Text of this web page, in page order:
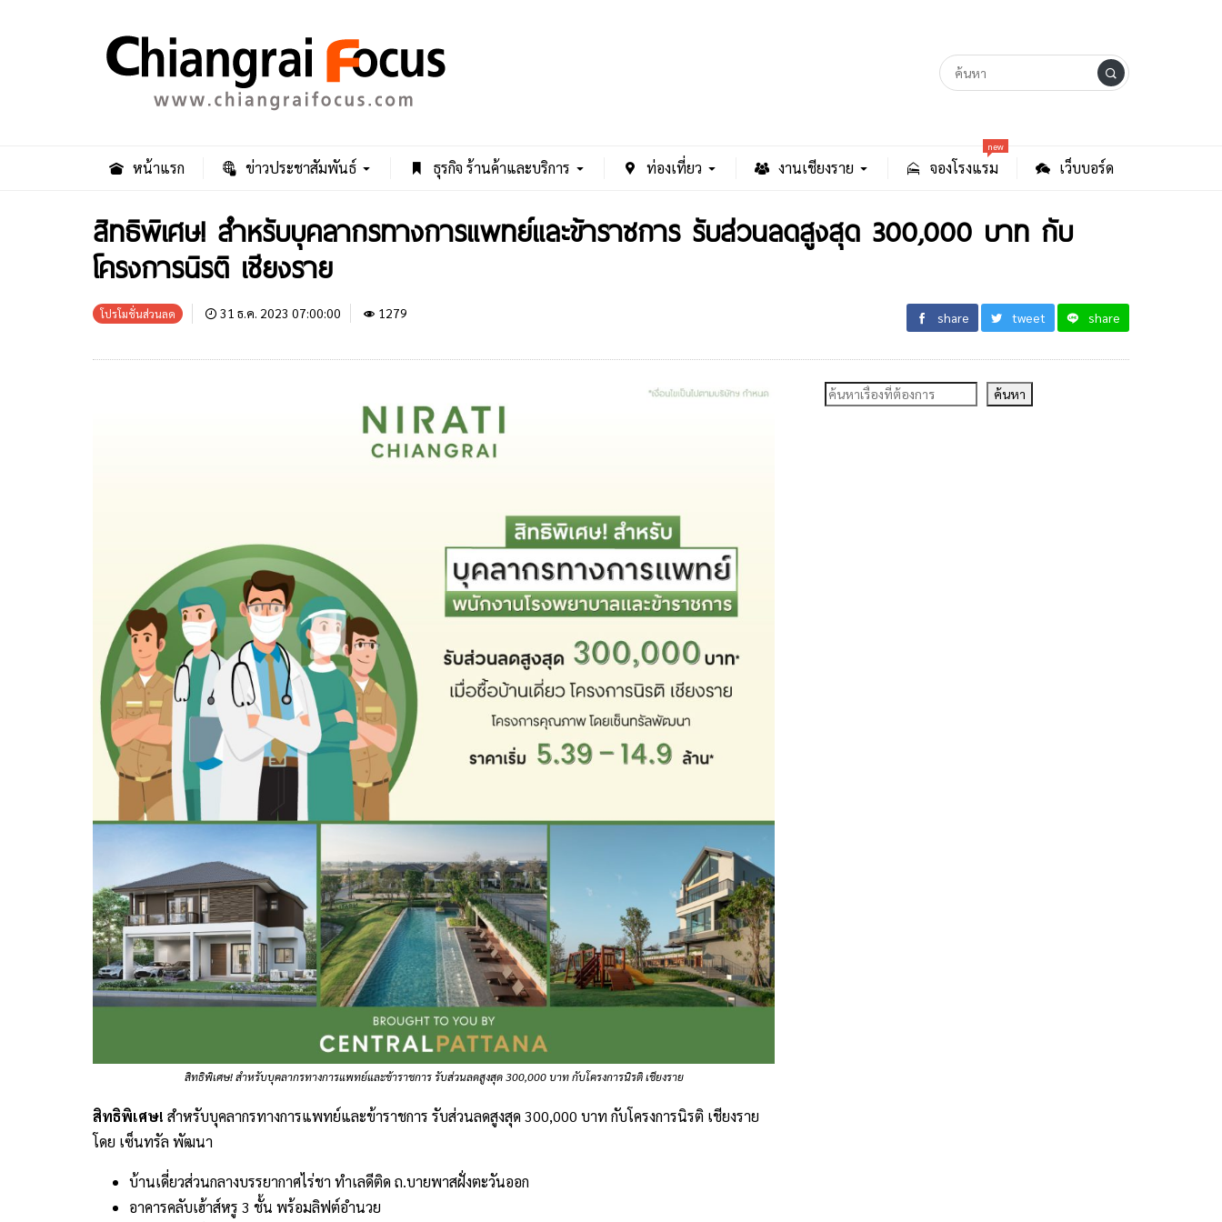
หน้าแรก ข่าวประชาสัมพันธ์ ธุรกิจ ร้านค้าและบริการ ท่องเที่ยว งานเชียงราย จองโรงแรม
new
เว็บบอร์ด
สิทธิพิเศษ! สำหรับบุคลากรทางการแพทย์และข้าราชการ รับส่วนลดสูงสุด 300,000 บาท กับ
โครงการนิรติ เชียงราย
โปรโมชั่นส่วนลด 31 ธ.ค. 2023 07:00:00 1279 share tweet share
สิทธิพิเศษ! สำหรับบุคลากรทางการแพทย์และข้าราชการ รับส่วนลดสูงสุด 300,000 บาท กับโครงการนิรติ เชียงราย
สิทธิพิเศษ! สำหรับบุคลากรทางการแพทย์และข้าราชการ รับส่วนลดสูงสุด 300,000 บาท กับโครงการนิรติ เชียงราย
โดย เซ็นทรัล พัฒนา
บ้านเดี่ยวส่วนกลางบรรยากาศไร่ชา ทำเลดีติด ถ.บายพาสฝั่งตะวันออก
อาคารคลับเฮ้าส์หรู 3 ชั้น พร้อมลิฟต์อำนวย
ค้นหา ค้นหา